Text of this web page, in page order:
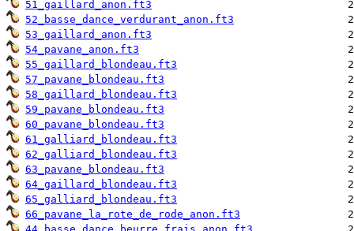
51_gaillard_anon.ft3
52_basse_dance_verdurant_anon.ft3
53_gaillard_anon.ft3
54_pavane_anon.ft3
55_gaillard_blondeau.ft3
57_pavane_blondeau.ft3
58_gaillard_blondeau.ft3
59_pavane_blondeau.ft3
60_pavane_blondeau.ft3
61_galliard_blondeau.ft3
62_galliard_blondeau.ft3
63_pavane_blondeau.ft3
64_gaillard_blondeau.ft3
65_galliard_blondeau.ft3
66_pavane_la_rote_de_rode_anon.ft3